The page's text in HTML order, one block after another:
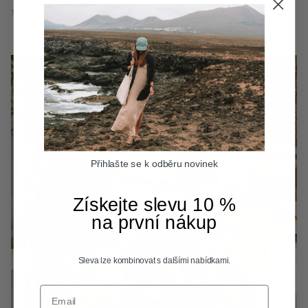
104/110 134/140
31% sleva
Přihlašte se k odběru novinek
Získejte slevu 10 %
na první nákup
Sleva lze kombinovat s dalšími nabídkami.
Email